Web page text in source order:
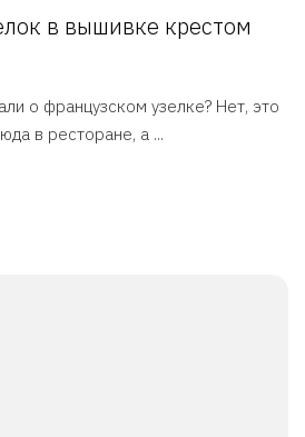
в вышивке крестом
о французском узелке? Нет, это
в ресторане, а ...